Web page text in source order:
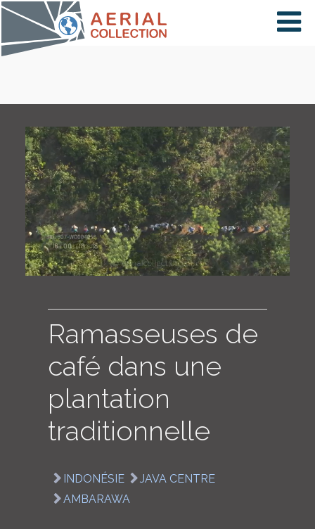
×
PAYS
CARTE
COLLECTIONS
LOGIN
ENGLISH
Ramasseuses de
café dans une
plantation
traditionnelle
INDONÉSIE
JAVA CENTRE
AMBARAWA